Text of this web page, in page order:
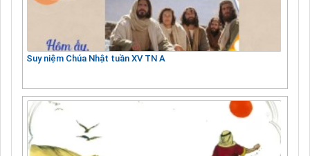
Suy niệm Chúa Nhật tuần XV TN A